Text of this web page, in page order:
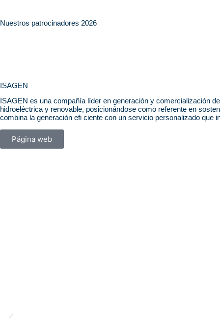
Nuestros patrocinadores 2026
ISAGEN
ISAGEN es una compañía líder en generación y comercialización
hidroeléctrica y renovable, posicionándose como referente en
combina la generación efi ciente con un servicio personalizado
Página web